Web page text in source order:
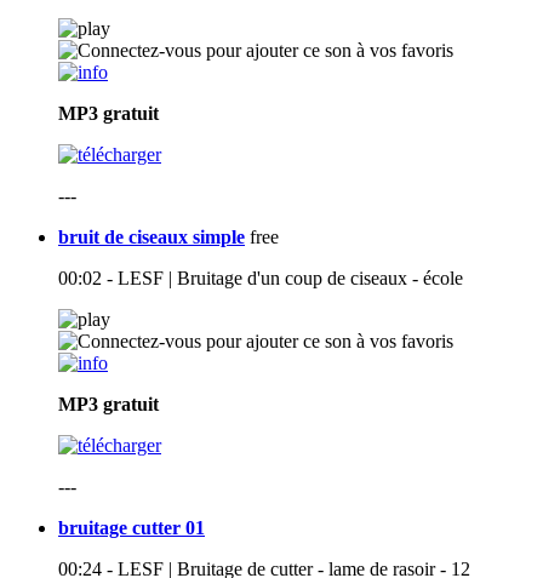
MP3 gratuit
---
bruit de ciseaux simple free
00:02 - LESF | Bruitage d'un coup de ciseaux - école
MP3 gratuit
---
bruitage cutter 01
00:24 - LESF | Bruitage de cutter - lame de rasoir - 12